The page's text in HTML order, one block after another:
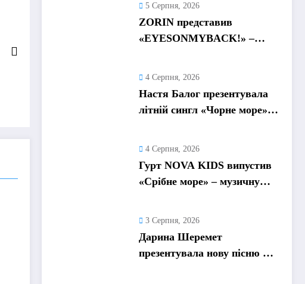
5 Серпня, 2026
ZORIN представив
«EYESONMYBACK!» –
4 Серпня, 2026
Настя Балог презентувала
літній сингл «Чорне море»
4 Серпня, 2026
Гурт NOVA KIDS випустив
«Срібне море» – музичну
3 Серпня, 2026
Дарина Шеремет
презентувала нову пісню «А